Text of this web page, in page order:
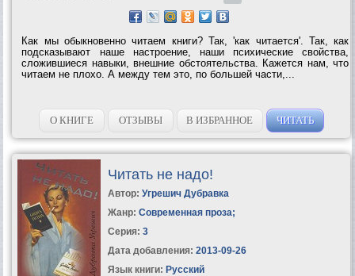
Как мы обыкновенно читаем книги? Так, 'как читается'. Так, как
подсказывают наше настроение, наши психические свойства,
сложившиеся навыки, внешние обстоятельства. Кажется нам, что
читаем не плохо. А между тем это, по большей части,...
О КНИГЕ ОТЗЫВЫ В ИЗБРАННОЕ ЧИТАТЬ
Читать не надо!
Автор: Угрешич Дубравка
Жанр: Современная проза;
Серия: 3
Дата добавления: 2013-09-26
Язык книги: Русский